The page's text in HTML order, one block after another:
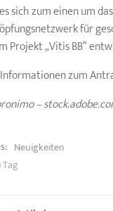
sich zum einen um
für
Projekt „Vitis BB“
zum
–
Neuigkeiten
Tag